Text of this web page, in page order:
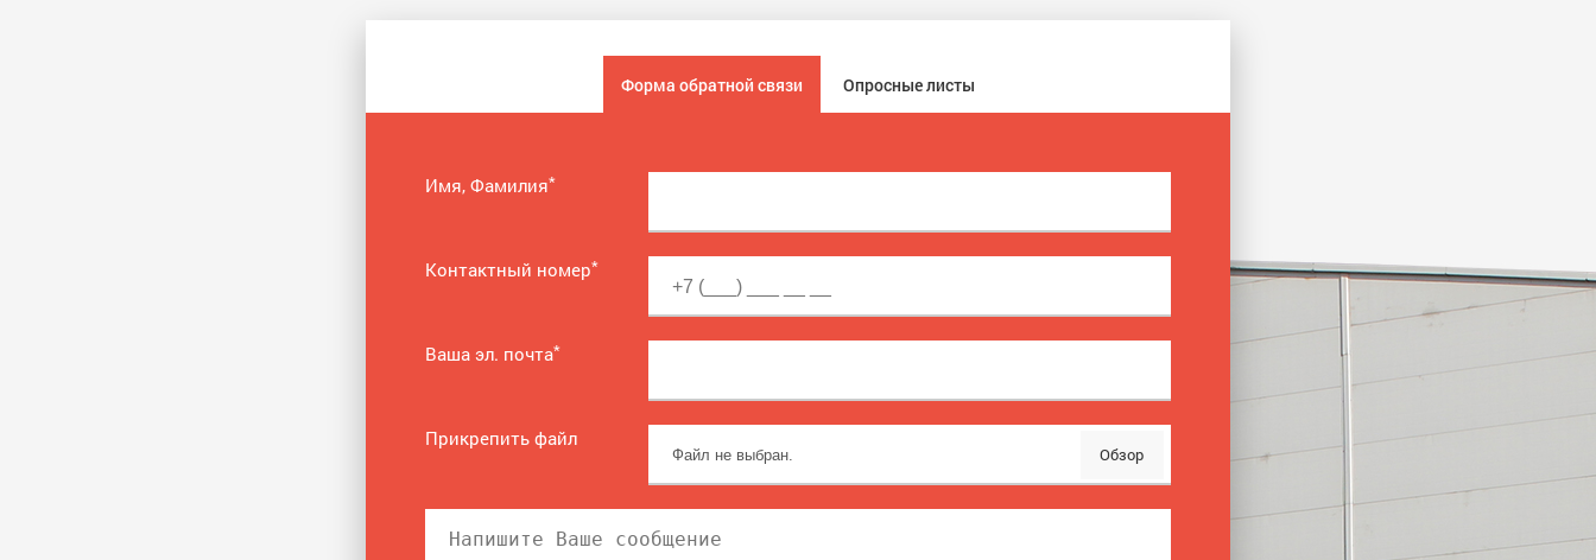
Форма обратной связи Опросные листы
Имя, Фамилия*
Контактный номер*
Ваша эл. почта*
Прикрепить файл
Обзор